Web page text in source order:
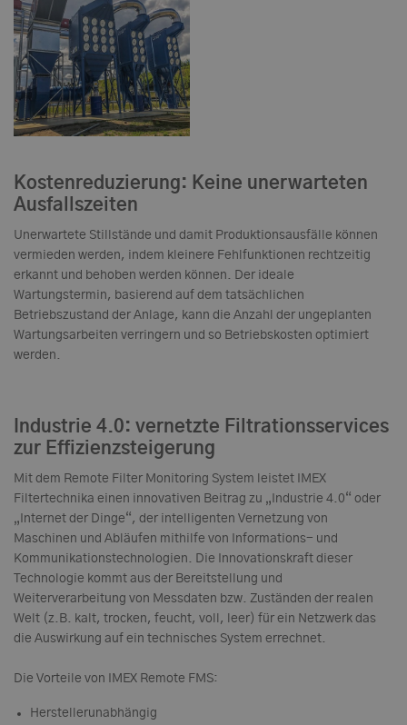
Kostenreduzierung: Keine unerwarteten
Ausfallszeiten
Unerwartete Stillstände und damit Produktionsausfälle können
vermieden werden, indem kleinere Fehlfunktionen rechtzeitig
erkannt und behoben werden können. Der ideale
Wartungstermin, basierend auf dem tatsächlichen
Betriebszustand der Anlage, kann die Anzahl der ungeplanten
Wartungsarbeiten verringern und so Betriebskosten optimiert
werden.
Industrie 4.0: vernetzte Filtrationsservices
zur Effizienzsteigerung
Mit dem Remote Filter Monitoring System leistet IMEX
Filtertechnika einen innovativen Beitrag zu „Industrie 4.0“ oder
„Internet der Dinge“, der intelligenten Vernetzung von
Maschinen und Abläufen mithilfe von Informations- und
Kommunikationstechnologien. Die Innovationskraft dieser
Technologie kommt aus der Bereitstellung und
Weiterverarbeitung von Messdaten bzw. Zuständen der realen
Welt (z.B. kalt, trocken, feucht, voll, leer) für ein Netzwerk das
die Auswirkung auf ein technisches System errechnet.
Die Vorteile von IMEX Remote FMS:
Herstellerunabhängig